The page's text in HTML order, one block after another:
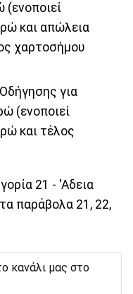
και απώλεια
χαρτοσήμου
για
(ενοποιεί
και τέλος
21 - 'Αδεια
παράβολα 21, 22,
κανάλι μας στο